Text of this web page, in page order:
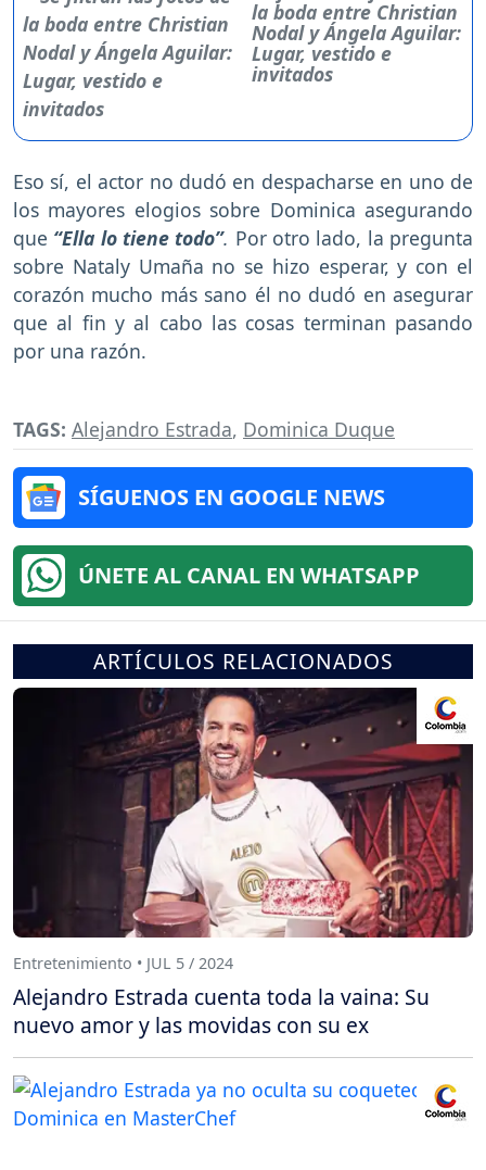
la boda entre Christian
Nodal y Ángela Aguilar:
Lugar, vestido e
invitados
Eso sí, el actor no dudó en despacharse en uno de
los mayores elogios sobre Dominica asegurando
que “Ella lo tiene todo”. Por otro lado, la pregunta
sobre Nataly Umaña no se hizo esperar, y con el
corazón mucho más sano él no dudó en asegurar
que al fin y al cabo las cosas terminan pasando
por una razón.
TAGS: Alejandro Estrada, Dominica Duque
SÍGUENOS EN GOOGLE NEWS
ÚNETE AL CANAL EN WHATSAPP
ARTÍCULOS RELACIONADOS
Entretenimiento • JUL 5 / 2024
Alejandro Estrada cuenta toda la vaina: Su
nuevo amor y las movidas con su ex